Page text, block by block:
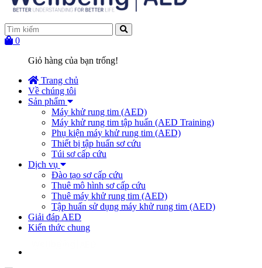
0
Giỏ hàng của bạn trống!
Trang chủ
Về chúng tôi
Sản phẩm
Máy khử rung tim (AED)
Máy khử rung tim tập huấn (AED Training)
Phụ kiện máy khử rung tim (AED)
Thiết bị tập huấn sơ cứu
Túi sơ cấp cứu
Dịch vụ
Đào tạo sơ cấp cứu
Thuê mô hình sơ cấp cứu
Thuê máy khử rung tim (AED)
Tập huấn sử dụng máy khử rung tim (AED)
Giải đáp AED
Kiến thức chung